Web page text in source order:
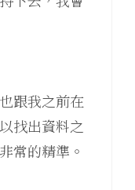
跟我之前在
找出資料之
常的精準。